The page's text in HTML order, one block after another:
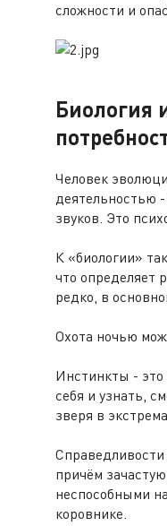
сложности и
Биология
Человек
деятельностью
звуков. Это
К «биологии»
что
редко, в
Охота ночью
Инстинкты - это
себя и узнать,
зверя в
причём
неспособными
коровнике.